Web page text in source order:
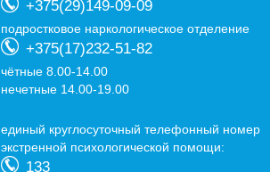
+375(29)149-09-09
подростковое наркологическое отделение
+375(17)232-51-82
чётные 8.00-14.00
нечетные 14.00-19.00
eдиный круглосуточный телефонный номер
экстренной психологической помощи:
133